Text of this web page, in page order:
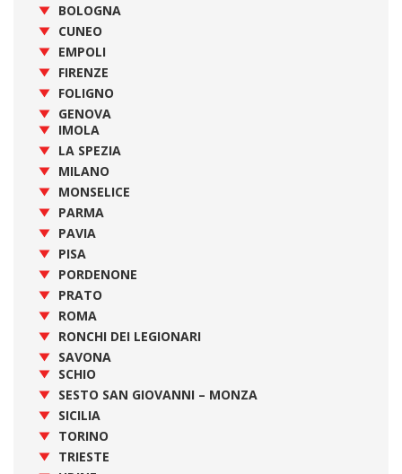
BOLOGNA
CUNEO
EMPOLI
FIRENZE
FOLIGNO
GENOVA
IMOLA
LA SPEZIA
MILANO
MONSELICE
PARMA
PAVIA
PISA
PORDENONE
PRATO
ROMA
RONCHI DEI LEGIONARI
SAVONA
SCHIO
SESTO SAN GIOVANNI – MONZA
SICILIA
TORINO
TRIESTE